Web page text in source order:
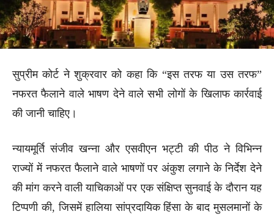
सुप्रीम कोर्ट ने शुक्रवार को कहा कि “इस तरफ या उस तरफ”
नफरत फैलाने वाले भाषण देने वाले सभी लोगों के खिलाफ कार्रवाई
की जानी चाहिए।
न्यायमूर्ति संजीव खन्ना और एसवीएन भट्टी की पीठ ने विभिन्न
राज्यों में नफरत फैलाने वाले भाषणों पर अंकुश लगाने के निर्देश देने
की मांग करने वाली याचिकाओं पर एक संक्षिप्त सुनवाई के दौरान यह
टिप्पणी की, जिसमें हालिया सांप्रदायिक हिंसा के बाद मुसलमानों के